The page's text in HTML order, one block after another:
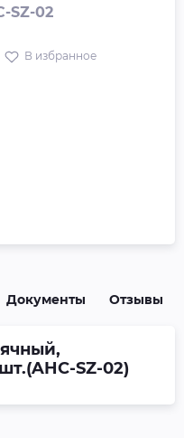
SZ-02
В избранное
Документы Отзывы
SZ-02)